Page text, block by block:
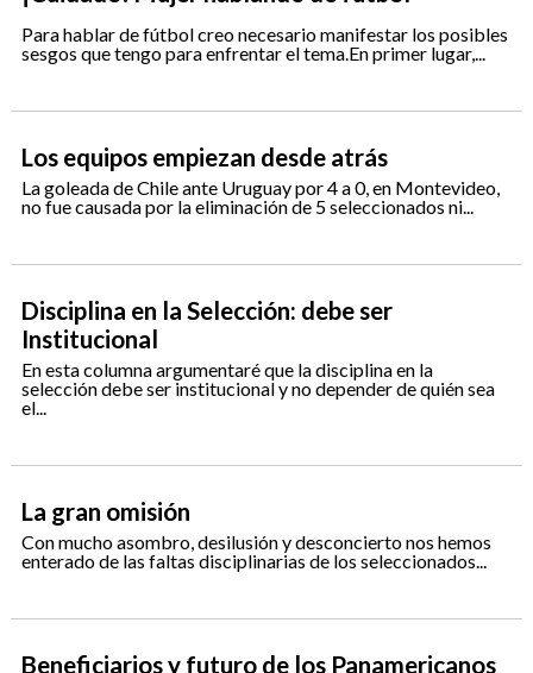
Para hablar de fútbol creo necesario manifestar los posibles
sesgos que tengo para enfrentar el tema.En primer lugar,...
Los equipos empiezan desde atrás
La goleada de Chile ante Uruguay por 4 a 0, en Montevideo,
no fue causada por la eliminación de 5 seleccionados ni...
Disciplina en la Selección: debe ser
Institucional
En esta columna argumentaré que la disciplina en la
selección debe ser institucional y no depender de quién sea
el...
La gran omisión
Con mucho asombro, desilusión y desconcierto nos hemos
enterado de las faltas disciplinarias de los seleccionados...
Beneficiarios y futuro de los Panamericanos